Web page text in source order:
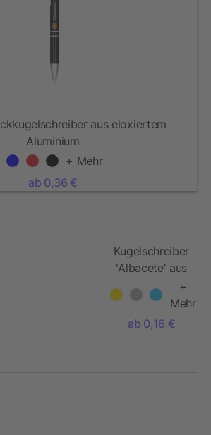
aus eloxiertem
Aluminium
+ Mehr
ab 0,36 €
Kugelschreiber
'Albacete' aus
+
Mehr
ab 0,16 €